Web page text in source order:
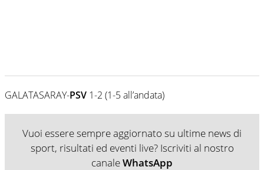
GALATASARAY-PSV 1-2 (1-5 all’andata)
Vuoi essere sempre aggiornato su ultime news di
sport, risultati ed eventi live? Iscriviti al nostro
canaleWhatsApp